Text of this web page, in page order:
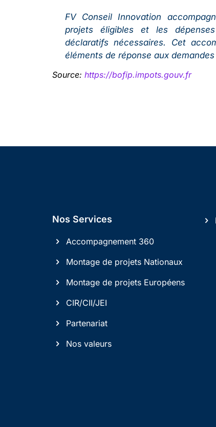
FV Conseil Innovation
projets éligibles et les
déclaratifs nécessaires. Cet
éléments de réponse aux
Source: https://bofip.impots.gouv.fr
Nos Services
Accompagnement 360
Montage de projets Nationaux
Montage de projets Européens
CIR/CII/JEI
Partenariat
Nos valeurs